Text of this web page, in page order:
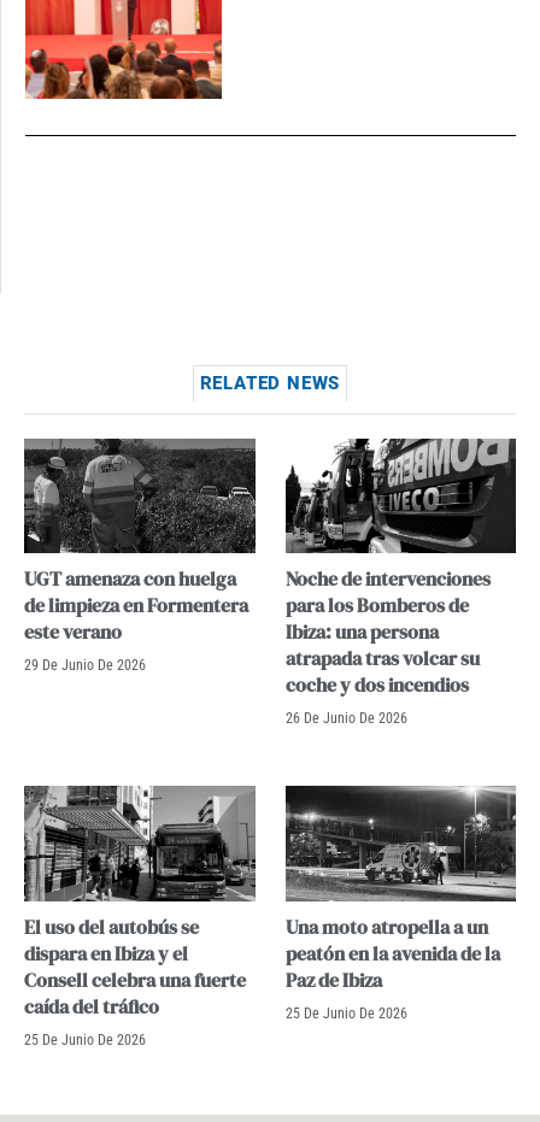
RELATED NEWS
UGT amenaza con huelga
de limpieza en Formentera
este verano
29 De Junio De 2026
Noche de intervenciones
para los Bomberos de
Ibiza: una persona
atrapada tras volcar su
coche y dos incendios
26 De Junio De 2026
El uso del autobús se
dispara en Ibiza y el
Consell celebra una fuerte
caída del tráfico
25 De Junio De 2026
Una moto atropella a un
peatón en la avenida de la
Paz de Ibiza
25 De Junio De 2026